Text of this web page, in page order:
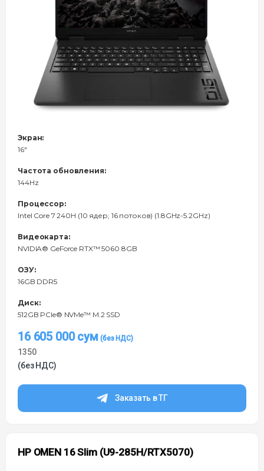
Экран:
16"
Частота обновления:
144Hz
Процессор:
Intel Core 7 240H (10 ядер; 16 потоков) (1.8GHz-5.2GHz)
Видеокарта:
NVIDIA® GeForce RTX™ 5060 8GB
ОЗУ:
16GB DDR5
Диск:
512GB PCIe® NVMe™ M.2 SSD
16 605 000сум
1350
(без НДС)
Заказать в ТГ
HP OMEN 16 Slim (U9-285H/RTX5070)